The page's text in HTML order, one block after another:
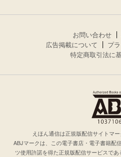
お問い合わせ
広告掲載について
プ
特定商取引法に
えほん通信は正規版配信サイトマ
ABJマークは、この電子書店・電子書籍配
ツ使用許諾を得た正規版配信サービスで